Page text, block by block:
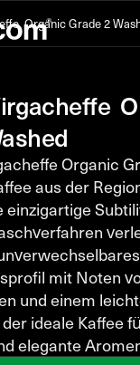
Organic Grade 2
Organic
aus der
einzigartige
mit Noten
und einem
ideale Kaffee
elegante